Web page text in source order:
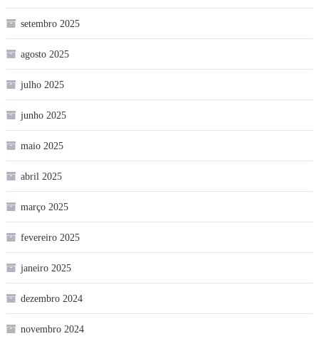
setembro 2025
agosto 2025
julho 2025
junho 2025
maio 2025
abril 2025
março 2025
fevereiro 2025
janeiro 2025
dezembro 2024
novembro 2024